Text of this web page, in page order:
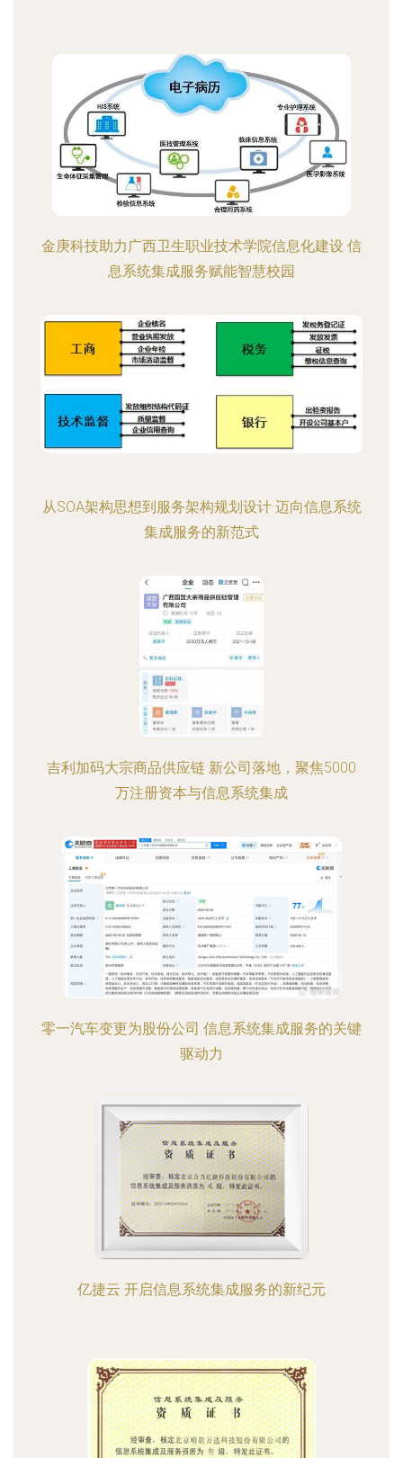
金庚科技助力广西卫生职业技术学院信息化建设 信
息系统集成服务赋能智慧校园
从SOA架构思想到服务架构规划设计 迈向信息系统
集成服务的新范式
吉利加码大宗商品供应链 新公司落地，聚焦5000
万注册资本与信息系统集成
零一汽车变更为股份公司 信息系统集成服务的关键
驱动力
亿捷云 开启信息系统集成服务的新纪元